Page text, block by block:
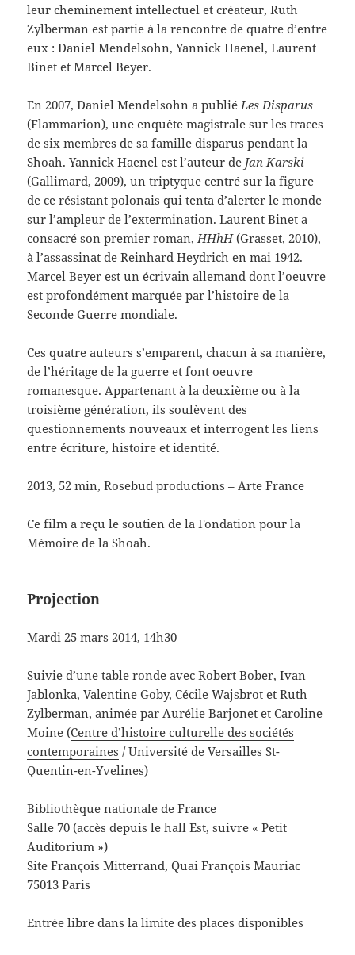
leur cheminement intellectuel et créateur, Ruth
Zylberman est partie à la rencontre de quatre d’entre
eux : Daniel Mendelsohn, Yannick Haenel, Laurent
Binet et Marcel Beyer.
En 2007, Daniel Mendelsohn a publié Les Disparus
(Flammarion), une enquête magistrale sur les traces
de six membres de sa famille disparus pendant la
Shoah. Yannick Haenel est l’auteur de Jan Karski
(Gallimard, 2009), un triptyque centré sur la figure
de ce résistant polonais qui tenta d’alerter le monde
sur l’ampleur de l’extermination. Laurent Binet a
consacré son premier roman, HHhH(Grasset, 2010),
à l’assassinat de Reinhard Heydrich en mai 1942.
Marcel Beyer est un écrivain allemand dont l’oeuvre
est profondément marquée par l’histoire de la
Seconde Guerre mondiale.
Ces quatre auteurs s’emparent, chacun à sa manière,
de l’héritage de la guerre et font oeuvre
romanesque. Appartenant à la deuxième ou à la
troisième génération, ils soulèvent des
questionnements nouveaux et interrogent les liens
entre écriture, histoire et identité.
2013, 52 min, Rosebud productions – Arte France
Ce film a reçu le soutien de la Fondation pour la
Mémoire de la Shoah.
Projection
Mardi 25 mars 2014, 14h30
Suivie d’une table ronde avec Robert Bober, Ivan
Jablonka, Valentine Goby, Cécile Wajsbrot et Ruth
Zylberman, animée par Aurélie Barjonet et Caroline
Moine (Centre d’histoire culturelle des sociétés
contemporaines / Université de Versailles St-
Quentin-en-Yvelines)
Bibliothèque nationale de France
Salle 70 (accès depuis le hall Est, suivre « Petit
Auditorium »)
Site François Mitterrand, Quai François Mauriac
75013 Paris
Entrée libre dans la limite des places disponibles